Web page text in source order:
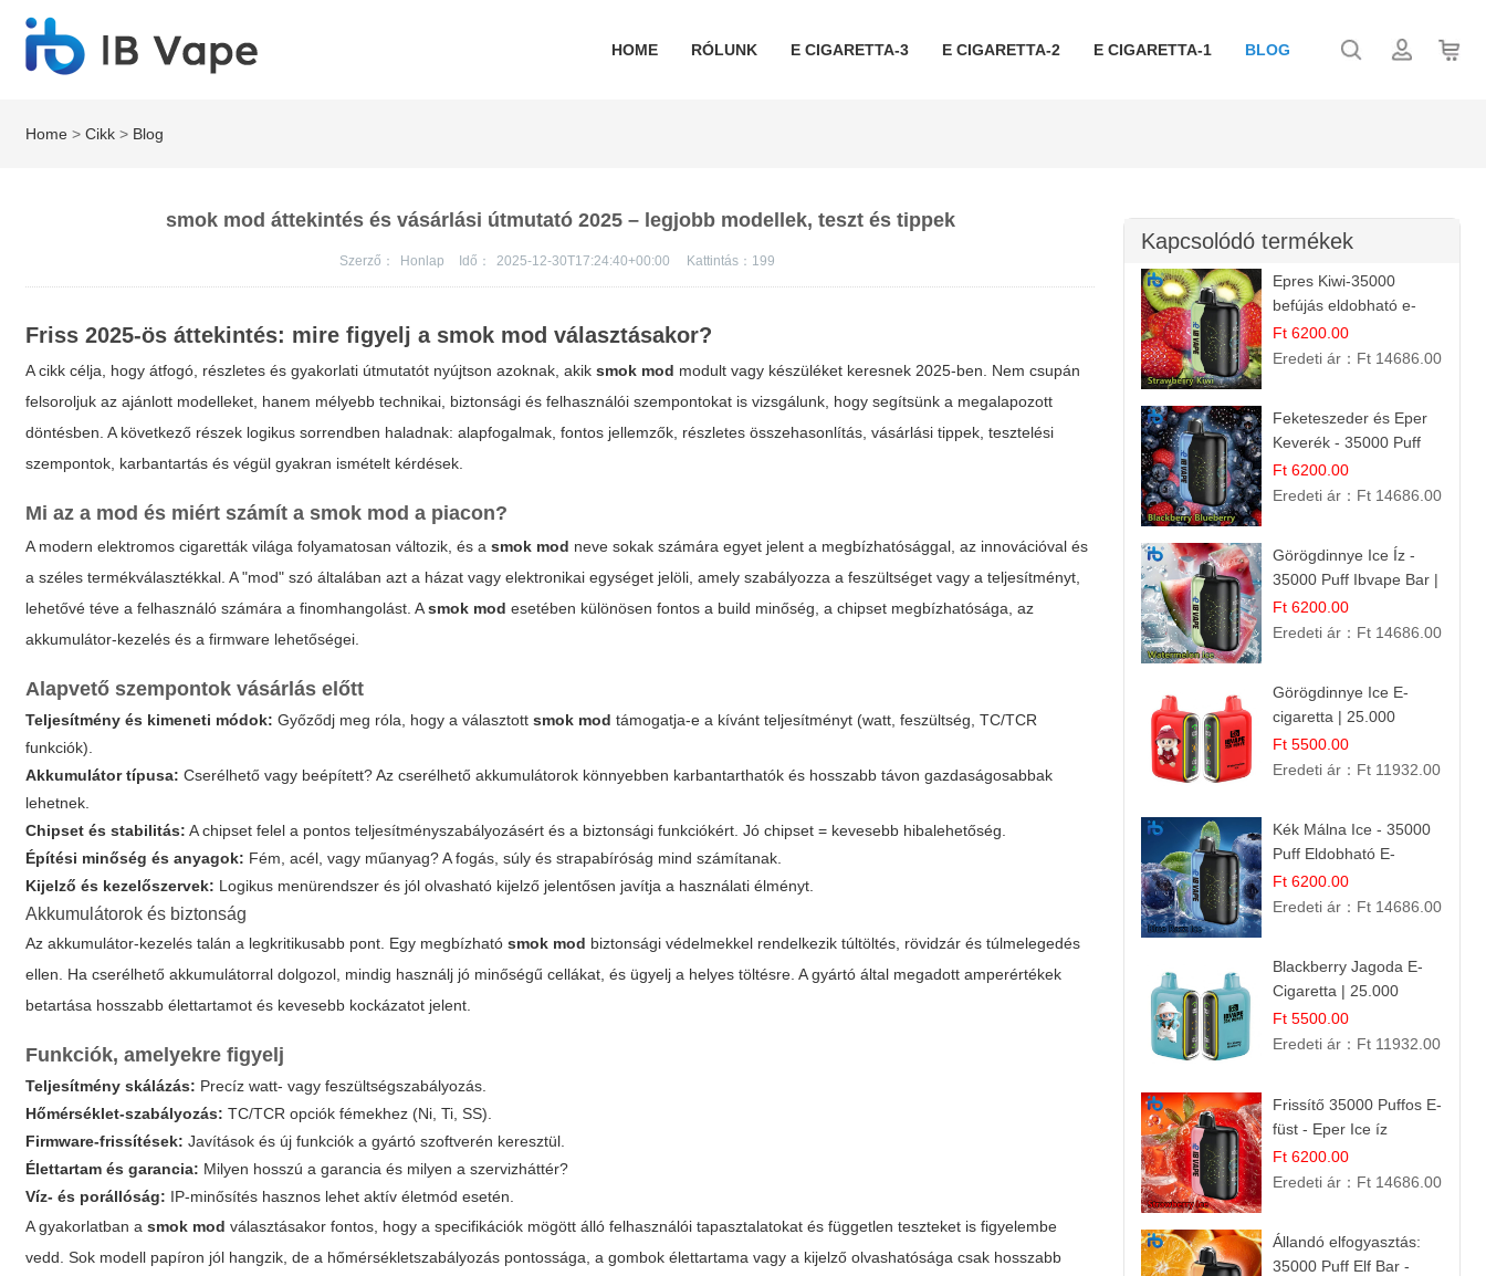
HOME RÓLUNK E CIGARETTA-3 E CIGARETTA-2 E CIGARETTA-1 BLOG
Home >Cikk > Blog
smok mod áttekintés és vásárlási útmutató 2025 – legjobb modellek, teszt és tippek
Szerző： Honlap Idő： 2025-12-30T17:24:40+00:00 Kattintás： 199
Friss 2025-ös áttekintés: mire figyelj a smok mod választásakor?
A cikk célja, hogy átfogó, részletes és gyakorlati útmutatót nyújtson azoknak, akiksmok mod modult vagy készüléket keresnek 2025-ben. Nem csupán
felsoroljuk az ajánlott modelleket, hanem mélyebb technikai, biztonsági és felhasználói szempontokat is vizsgálunk, hogy segítsünk a megalapozott
döntésben. A következő részek logikus sorrendben haladnak: alapfogalmak, fontos jellemzők, részletes összehasonlítás, vásárlási tippek, tesztelési
szempontok, karbantartás és végül gyakran ismételt kérdések.
Mi az a mod és miért számít asmok mod a piacon?
A modern elektromos cigaretták világa folyamatosan változik, és asmok mod neve sokak számára egyet jelent a megbízhatósággal, az innovációval és
a széles termékválasztékkal. A "mod" szó általában azt a házat vagy elektronikai egységet jelöli, amely szabályozza a feszültséget vagy a teljesítményt,
lehetővé téve a felhasználó számára a finomhangolást. Asmok mod esetében különösen fontos a build minőség, a chipset megbízhatósága, az
akkumulátor-kezelés és a firmware lehetőségei.
Alapvető szempontok vásárlás előtt
Teljesítmény és kimeneti módok: Győződj meg róla, hogy a választottsmok mod támogatja-e a kívánt teljesítményt (watt, feszültség, TC/TCR
funkciók).
Akkumulátor típusa: Cserélhető vagy beépített? Az cserélhető akkumulátorok könnyebben karbantarthatók és hosszabb távon gazdaságosabbak
lehetnek.
Chipset és stabilitás: A chipset felel a pontos teljesítményszabályozásért és a biztonsági funkciókért. Jó chipset = kevesebb hibalehetőség.
Építési minőség és anyagok: Fém, acél, vagy műanyag? A fogás, súly és strapabíróság mind számítanak.
Kijelző és kezelőszervek: Logikus menürendszer és jól olvasható kijelző jelentősen javítja a használati élményt.
Akkumulátorok és biztonság
Az akkumulátor-kezelés talán a legkritikusabb pont. Egy megbízhatósmok mod biztonsági védelmekkel rendelkezik túltöltés, rövidzár és túlmelegedés
ellen. Ha cserélhető akkumulátorral dolgozol, mindig használj jó minőségű cellákat, és ügyelj a helyes töltésre. A gyártó által megadott amperértékek
betartása hosszabb élettartamot és kevesebb kockázatot jelent.
Funkciók, amelyekre figyelj
Teljesítmény skálázás: Precíz watt- vagy feszültségszabályozás.
Hőmérséklet-szabályozás: TC/TCR opciók fémekhez (Ni, Ti, SS).
Firmware-frissítések: Javítások és új funkciók a gyártó szoftverén keresztül.
Élettartam és garancia: Milyen hosszú a garancia és milyen a szervizháttér?
Víz- és porállóság: IP-minősítés hasznos lehet aktív életmód esetén.
A gyakorlatban asmok mod választásakor fontos, hogy a specifikációk mögött álló felhasználói tapasztalatokat és független teszteket is figyelembe
vedd. Sok modell papíron jól hangzik, de a hőmérsékletszabályozás pontossága, a gombok élettartama vagy a kijelző olvashatósága csak hosszabb
Kapcsolódó termékek
Epres Kiwi-35000
befújás eldobható e-
cigaretta
Ft 6200.00
Eredeti ár： Ft 14686.00
Feketeszeder és Eper
Keverék - 35000 Puff
Eldobható Vape | Ízletes
Gyümölcsökombináció!
Ft 6200.00
Eredeti ár： Ft 14686.00
Görögdinnye Ice Íz -
35000 Puff Ibvape Bar |
Frissítő Mentolos
Élmény!
Ft 6200.00
Eredeti ár： Ft 14686.00
Görögdinnye Ice E-
cigaretta | 25.000
Befújás | Premium E-
Liquid
Ft 5500.00
Eredeti ár： Ft 11932.00
Kék Málna Ice - 35000
Puff Eldobható E-
cigaretta | Élénkítő
Gyümölcsös
Ft 6200.00
Eredeti ár： Ft 14686.00
Blackberry Jagoda E-
Cigaretta | 25.000
Szívás | Ízesített E-
Liquid
Ft 5500.00
Eredeti ár： Ft 11932.00
Frissítő 35000 Puffos E-
füst - Eper Ice íz
Ft 6200.00
Eredeti ár： Ft 14686.00
Állandó elfogyasztás:
35000 Puff Elf Bar -